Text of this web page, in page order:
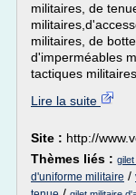
militaires, de
militaires, de
d'imperméables
tactiques
Lire la suite
Site : http://
Thèmes liés :
d'uniforme militaire /